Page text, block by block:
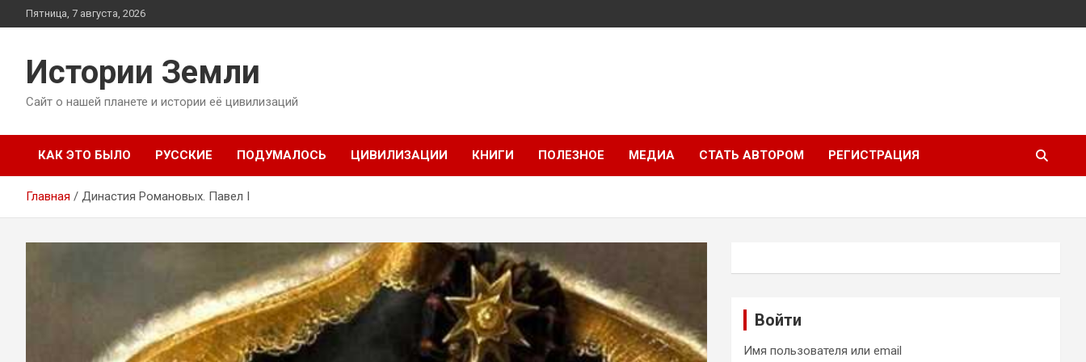
Перейти
к
Пятница, 7 августа, 2026
Истории Земли
Сайт о нашей планете и истории её цивилизаций
КАК ЭТО БЫЛО РУССКИЕ ПОДУМАЛОСЬ ЦИВИЛИЗАЦИИ КНИГИ ПОЛЕЗНОЕ МЕДИА СТАТЬ АВТОРОМ РЕГИСТРАЦИЯ
Главная Династия Романовых. Павел I
Войти
Имя пользователя или email